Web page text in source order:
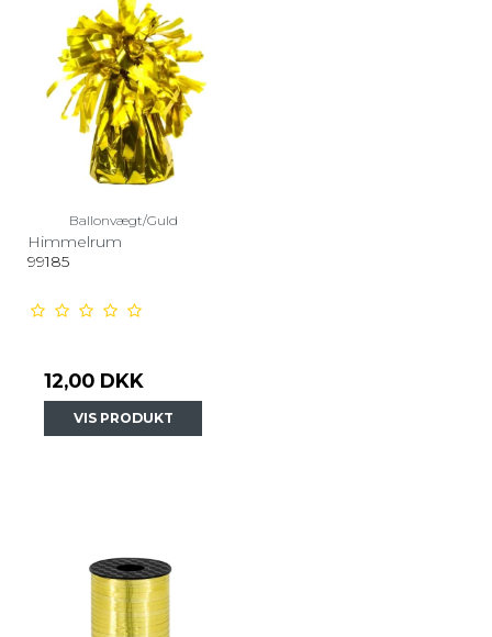
Ballonvægt/Guld
Himmelrum
99185
12,00 DKK
VIS PRODUKT